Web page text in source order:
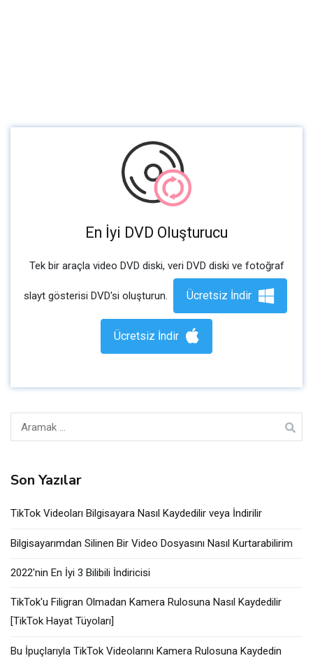
En İyi DVD Oluşturucu
Tek bir araçla video DVD diski, veri DVD diski ve fotoğraf
slayt gösterisi DVD'si oluşturun. Ücretsiz İndir
Ücretsiz İndir
Arama:
Son Yazılar
TikTok Videoları Bilgisayara Nasıl Kaydedilir veya İndirilir
Bilgisayarımdan Silinen Bir Video Dosyasını Nasıl Kurtarabilirim
2022'nin En İyi 3 Bilibili İndiricisi
TikTok'u Filigran Olmadan Kamera Rulosuna Nasıl Kaydedilir
[TikTok Hayat Tüyoları]
Bu İpuçlarıyla TikTok Videolarını Kamera Rulosuna Kaydedin